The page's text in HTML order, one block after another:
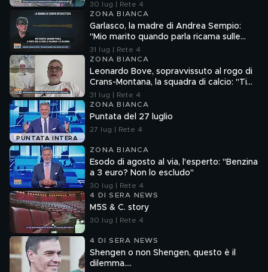
30 lug | Rete 4
ZONA BIANCA
Garlasco, la madre di Andrea Sempio:
"Mio marito quando parla ricama sulle
cose"
31 lug | Rete 4
ZONA BIANCA
Leonardo Bove, sopravvissuto al rogo di
Crans-Montana, la squadra di calcio: "Ti
aspettiamo"
31 lug | Rete 4
PUNTATA INTERA
ZONA BIANCA
Puntata del 27 luglio
27 lug | Rete 4
ZONA BIANCA
Esodo di agosto al via, l'esperto: "Benzina
a 3 euro? Non lo escludo"
30 lug | Rete 4
4 DI SERA NEWS
M5S & C. story
30 lug | Rete 4
4 DI SERA NEWS
Shengen o non Shengen, questo è il
dilemma....